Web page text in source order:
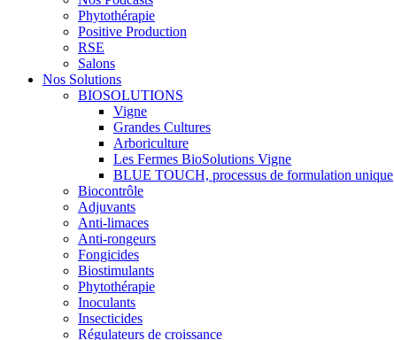
Phytothérapie
Positive Production
RSE
Salons
Nos Solutions
BIOSOLUTIONS
Vigne
Grandes Cultures
Arboriculture
Les Fermes BioSolutions Vigne
BLUE TOUCH, processus de formulation unique
Biocontrôle
Adjuvants
Anti-limaces
Anti-rongeurs
Fongicides
Biostimulants
Phytothérapie
Inoculants
Insecticides
Régulateurs de croissance